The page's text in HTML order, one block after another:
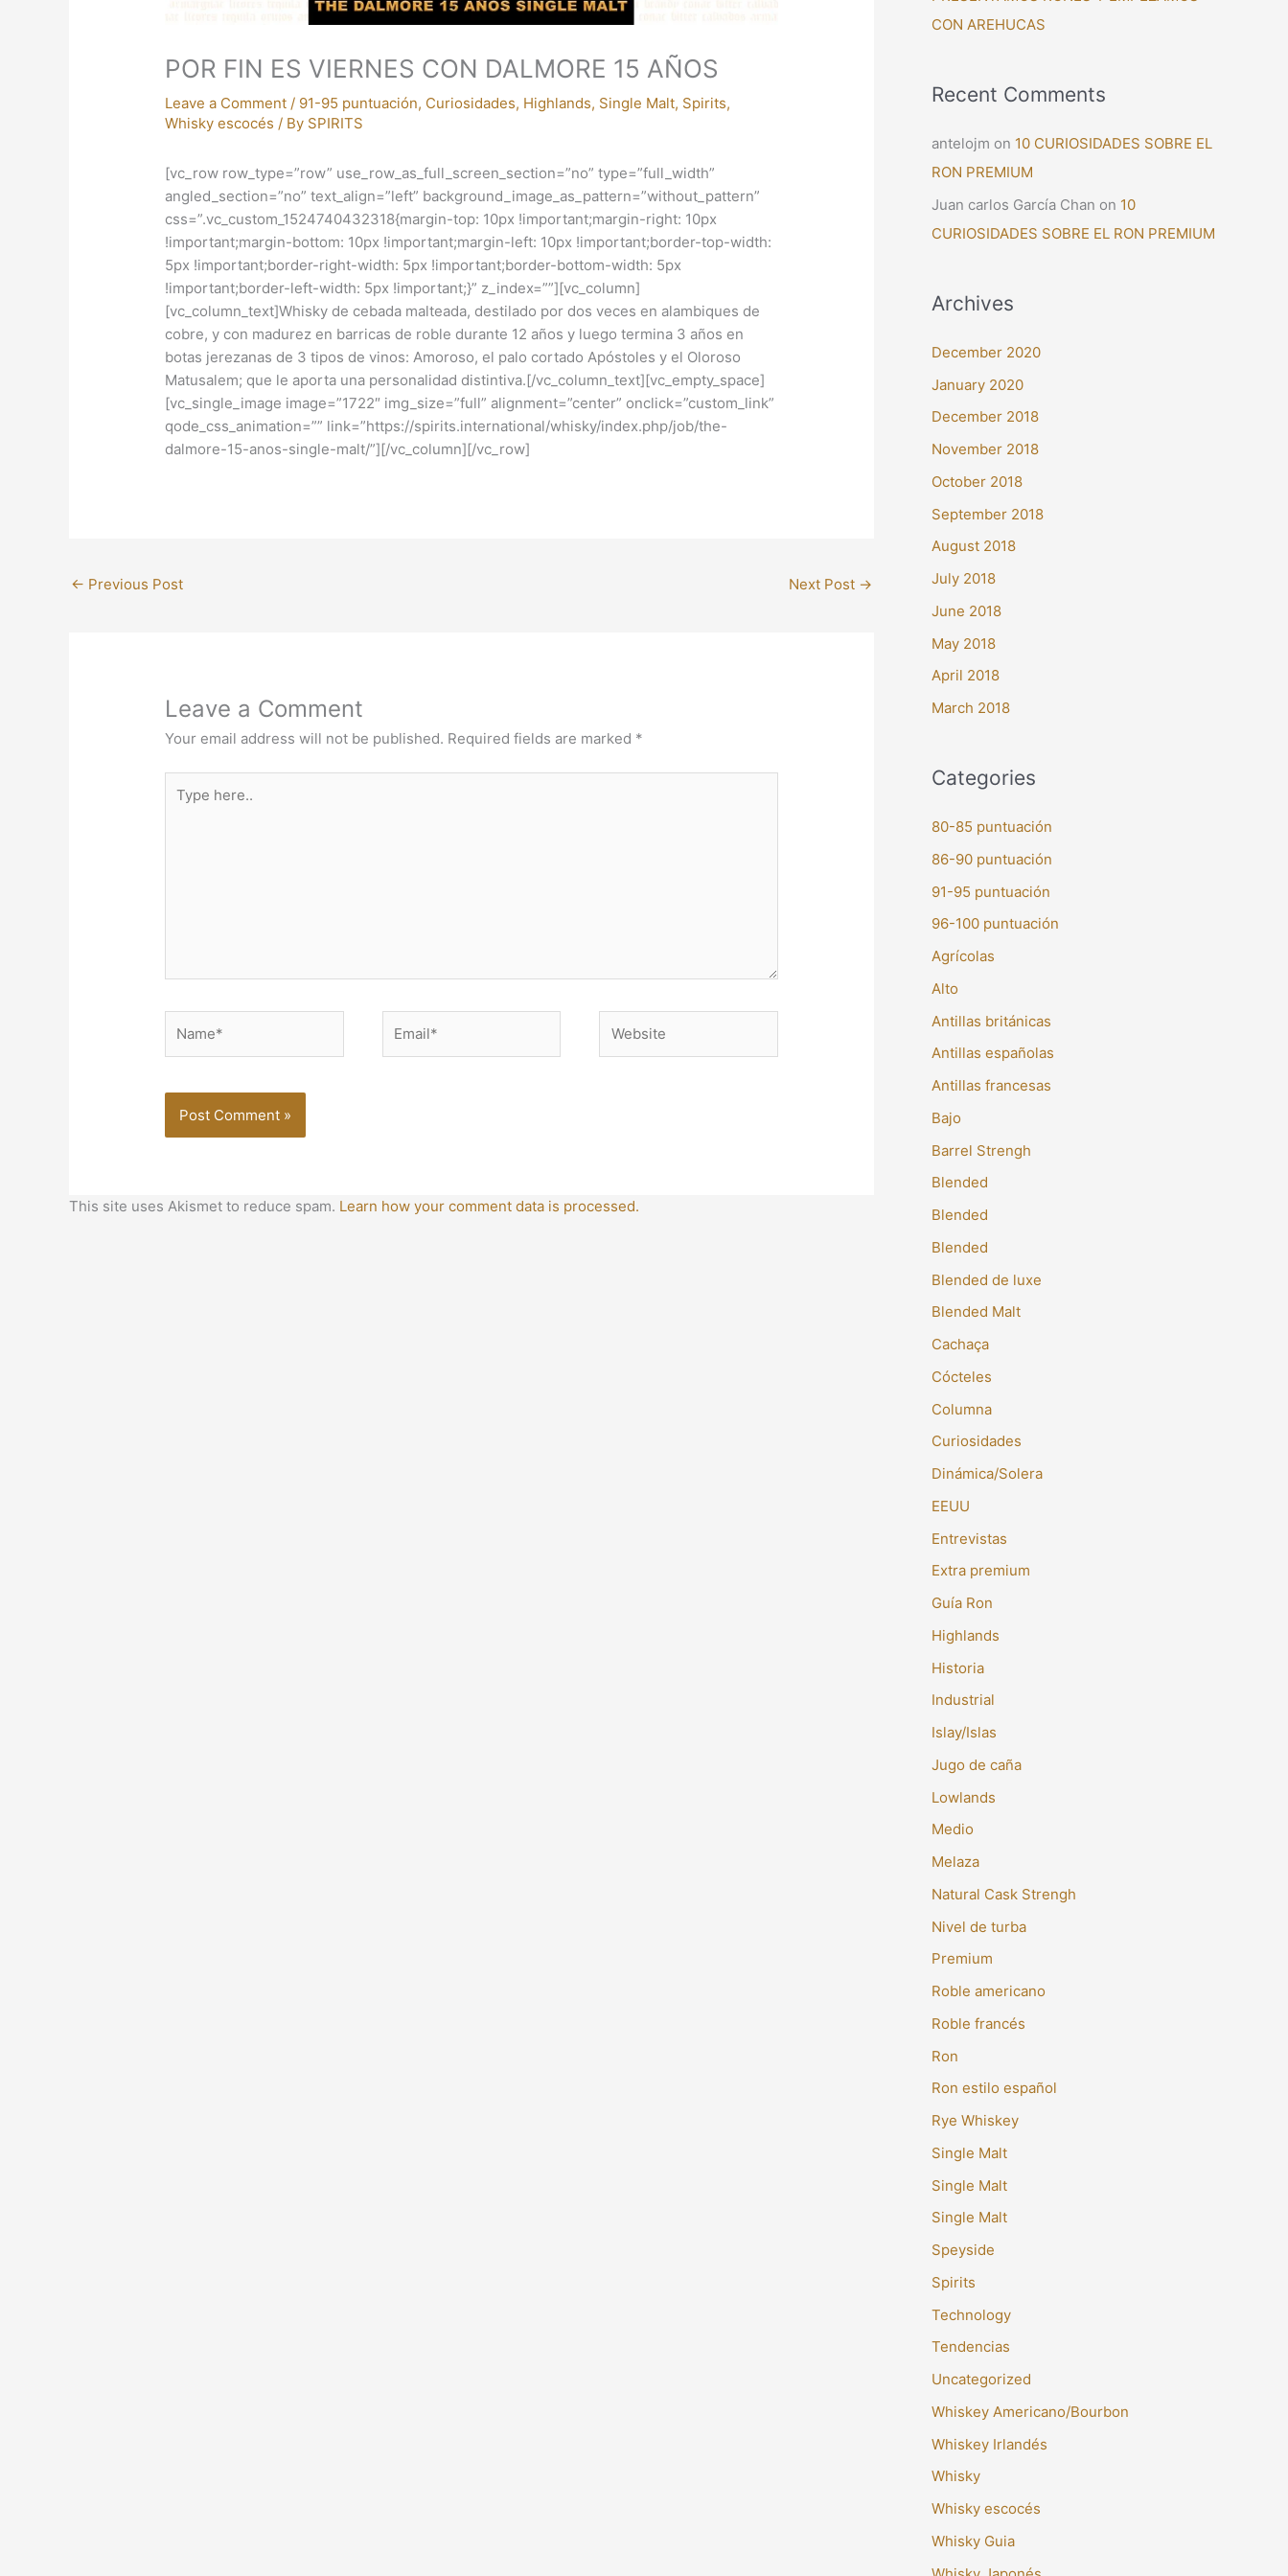
POR FIN ES VIERNES CON DALMORE 15 AÑOS
Leave a Comment / 91-95 puntuación, Curiosidades, Highlands, Single Malt, Spirits,
Whisky escocés / By SPIRITS
[vc_row row_type=”row” use_row_as_full_screen_section=”no” type=”full_width”
angled_section=”no” text_align=”left” background_image_as_pattern=”without_pattern”
css=”.vc_custom_1524740432318{margin-top: 10px !important;margin-right: 10px
!important;margin-bottom: 10px !important;margin-left: 10px !important;border-top-width:
5px !important;border-right-width: 5px !important;border-bottom-width: 5px
!important;border-left-width: 5px !important;}” z_index=””][vc_column]
[vc_column_text]Whisky de cebada malteada, destilado por dos veces en alambiques de
cobre, y con madurez en barricas de roble durante 12 años y luego termina 3 años en
botas jerezanas de 3 tipos de vinos: Amoroso, el palo cortado Apóstoles y el Oloroso
Matusalem; que le aporta una personalidad distintiva.[/vc_column_text][vc_empty_space]
[vc_single_image image=”1722″ img_size=”full” alignment=”center” onclick=”custom_link”
qode_css_animation=”” link=”https://spirits.international/whisky/index.php/job/the-
dalmore-15-anos-single-malt/”][/vc_column][/vc_row]
← Previous Post Next Post →
Leave a Comment
Your email address will not be published. Required fields are marked *
here..
This site uses Akismet to reduce spam. Learn how your comment data is processed.
CON AREHUCAS
Recent Comments
antelojm on 10 CURIOSIDADES SOBRE EL
RON PREMIUM
Juan carlos García Chan on 10
CURIOSIDADES SOBRE EL RON PREMIUM
Archives
December 2020
January 2020
December 2018
November 2018
October 2018
September 2018
August 2018
July 2018
June 2018
May 2018
April 2018
March 2018
Categories
80-85 puntuación
86-90 puntuación
91-95 puntuación
96-100 puntuación
Agrícolas
Alto
Antillas británicas
Antillas españolas
Antillas francesas
Bajo
Barrel Strengh
Blended
Blended
Blended
Blended de luxe
Blended Malt
Cachaça
Cócteles
Columna
Curiosidades
Dinámica/Solera
EEUU
Entrevistas
Extra premium
Guía Ron
Highlands
Historia
Industrial
Islay/Islas
Jugo de caña
Lowlands
Medio
Melaza
Natural Cask Strengh
Nivel de turba
Premium
Roble americano
Roble francés
Ron
Ron estilo español
Rye Whiskey
Single Malt
Single Malt
Single Malt
Speyside
Spirits
Technology
Tendencias
Uncategorized
Whiskey Americano/Bourbon
Whiskey Irlandés
Whisky
Whisky escocés
Whisky Guia